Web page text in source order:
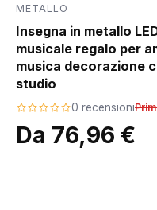
METALLO
Insegna in metallo
musicale regalo per
musica decorazione
studio
0 recensioni
Da 76,96 €